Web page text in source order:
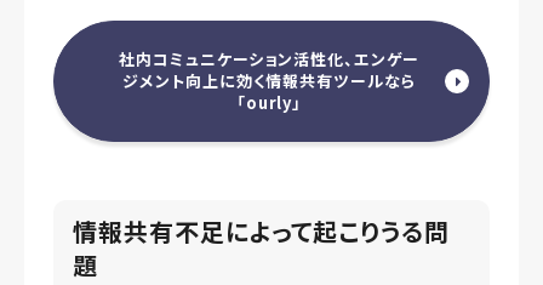
社内コミュニケーション活性化、エンゲー
ジメント向上に効く情報共有ツールなら
「ourly」
情報共有不足によって起こりうる問
題